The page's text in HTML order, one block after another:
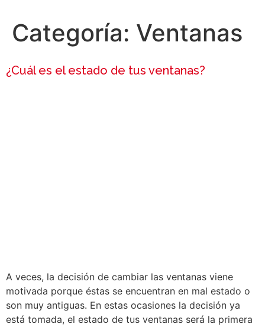
Categoría: Ventanas
¿Cuál es el estado de tus ventanas?
A veces, la decisión de cambiar las ventanas viene
motivada porque éstas se encuentran en mal estado o
son muy antiguas. En estas ocasiones la decisión ya
está tomada, el estado de tus ventanas será la primera